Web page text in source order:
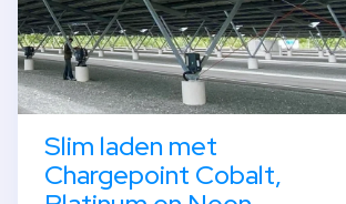
Slim laden met
Chargepoint Cobalt,